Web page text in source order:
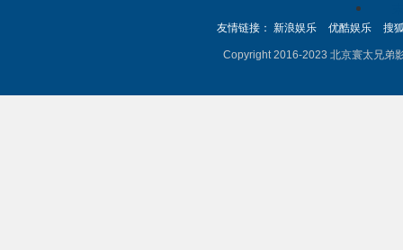
友情链接： 新浪娱乐 优酷娱乐 搜
Copyright 2016-2023 北京寰太兄弟